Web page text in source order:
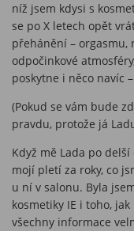
níž jsem kdysi s
se po X letech opět
přehánění – orgasmu,
odpočinkové
poskytne i něco navíc
(Pokud se vám bude
pravdu, protože já
Když mě Lada po
mojí pletí za roky, co
u ní v salonu. Byla
kosmetiky IE i toho,
všechny informace